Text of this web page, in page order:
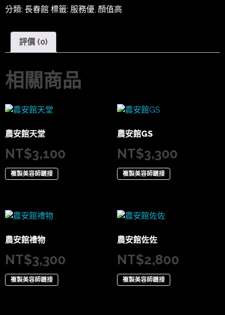
分類: 長春館 標籤: 服務優, 顏值高
評價 (0)
相關商品
農安館天堂
NT$3,100
複製美容師鏈接
農安館GS
NT$3,300
複製美容師鏈接
農安館禮物
NT$3,300
複製美容師鏈接
農安館佐佐
NT$2,800
複製美容師鏈接